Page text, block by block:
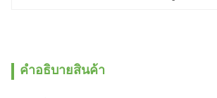
คําอธิบายสินค้า